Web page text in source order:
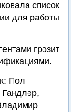
список
для работы
грозит
Пол